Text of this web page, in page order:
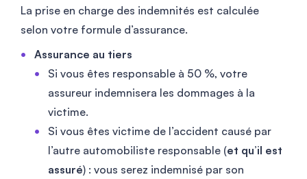
La prise en charge des indemnités est calculée
selon votre formule d’assurance.
Assurance au tiers
Si vous êtes responsable à 50 %, votre
assureur indemnisera les dommages à la
victime.
Si vous êtes victime de l’accident causé par
l’autre automobiliste responsable (et qu’il est
assuré) : vous serez indemnisé par son